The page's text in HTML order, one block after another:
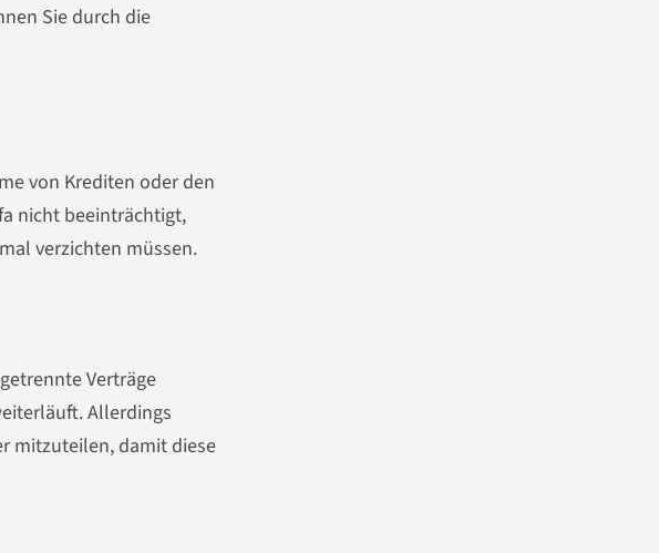
Sie durch die
von Krediten oder den
nicht beeinträchtigt,
verzichten müssen.
Verträge
Allerdings
mitzuteilen, damit diese